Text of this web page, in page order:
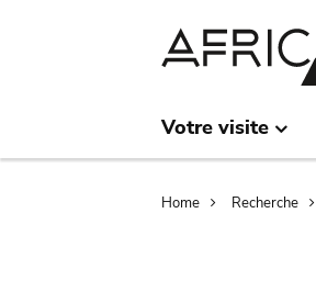
Votre visite
Home Recherche